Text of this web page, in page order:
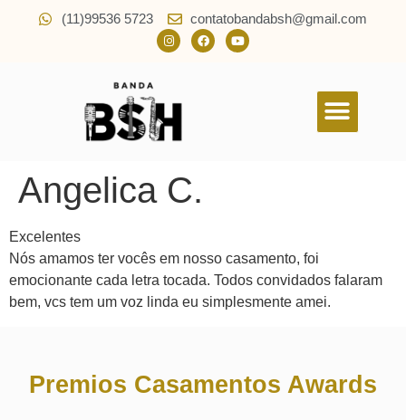
(11)99536 5723 contatobandabsh@gmail.com
Angelica C.
Excelentes
Nós amamos ter vocês em nosso casamento, foi
emocionante cada letra tocada. Todos convidados falaram
bem, vcs tem um voz linda eu simplesmente amei.
Premios Casamentos Awards